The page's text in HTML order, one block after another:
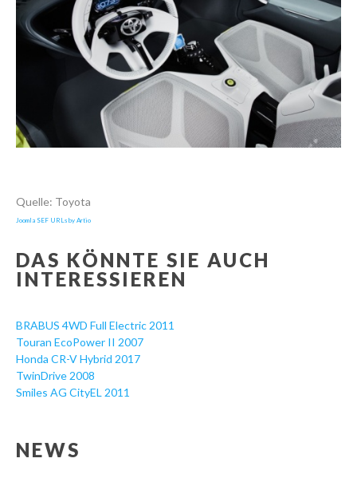
Quelle: Toyota
Joomla SEF URLs by Artio
DAS KÖNNTE SIE AUCH
INTERESSIEREN
BRABUS 4WD Full Electric 2011
Touran EcoPower II 2007
Honda CR-V Hybrid 2017
TwinDrive 2008
Smiles AG CityEL 2011
NEWS